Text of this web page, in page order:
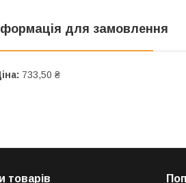
для замовлення
733,50 ₴
товарів